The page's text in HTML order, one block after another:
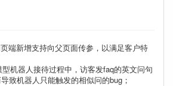
端新增支持向父页面传参，以满足客户特
机器人接待过程中，访客发faq的英文问句
致机器人只能触发的相似问的bug；